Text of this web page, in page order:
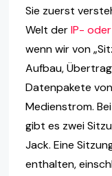
Sie zuerst
Welt derIP-
wenn wir von
Aufbau,
Datenpakete
Medienstrom.
gibt es zwei
Jack. Eine
enthalten,